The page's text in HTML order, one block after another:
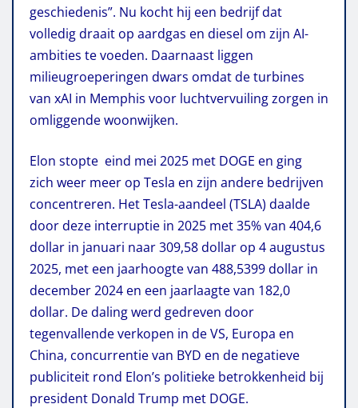
geschiedenis”. Nu kocht hij een bedrijf dat
volledig draait op aardgas en diesel om zijn AI-
ambities te voeden. Daarnaast liggen
milieugroeperingen dwars omdat de turbines
van xAI in Memphis voor luchtvervuiling zorgen in
omliggende woonwijken.
Elon stopte eind mei 2025 met DOGE en ging
zich weer meer op Tesla en zijn andere bedrijven
concentreren. Het Tesla-aandeel (TSLA) daalde
door deze interruptie in 2025 met 35% van 404,6
dollar in januari naar 309,58 dollar op 4 augustus
2025, met een jaarhoogte van 488,5399 dollar in
december 2024 en een jaarlaagte van 182,0
dollar. De daling werd gedreven door
tegenvallende verkopen in de VS, Europa en
China, concurrentie van BYD en de negatieve
publiciteit rond Elon’s politieke betrokkenheid bij
president Donald Trump met DOGE.